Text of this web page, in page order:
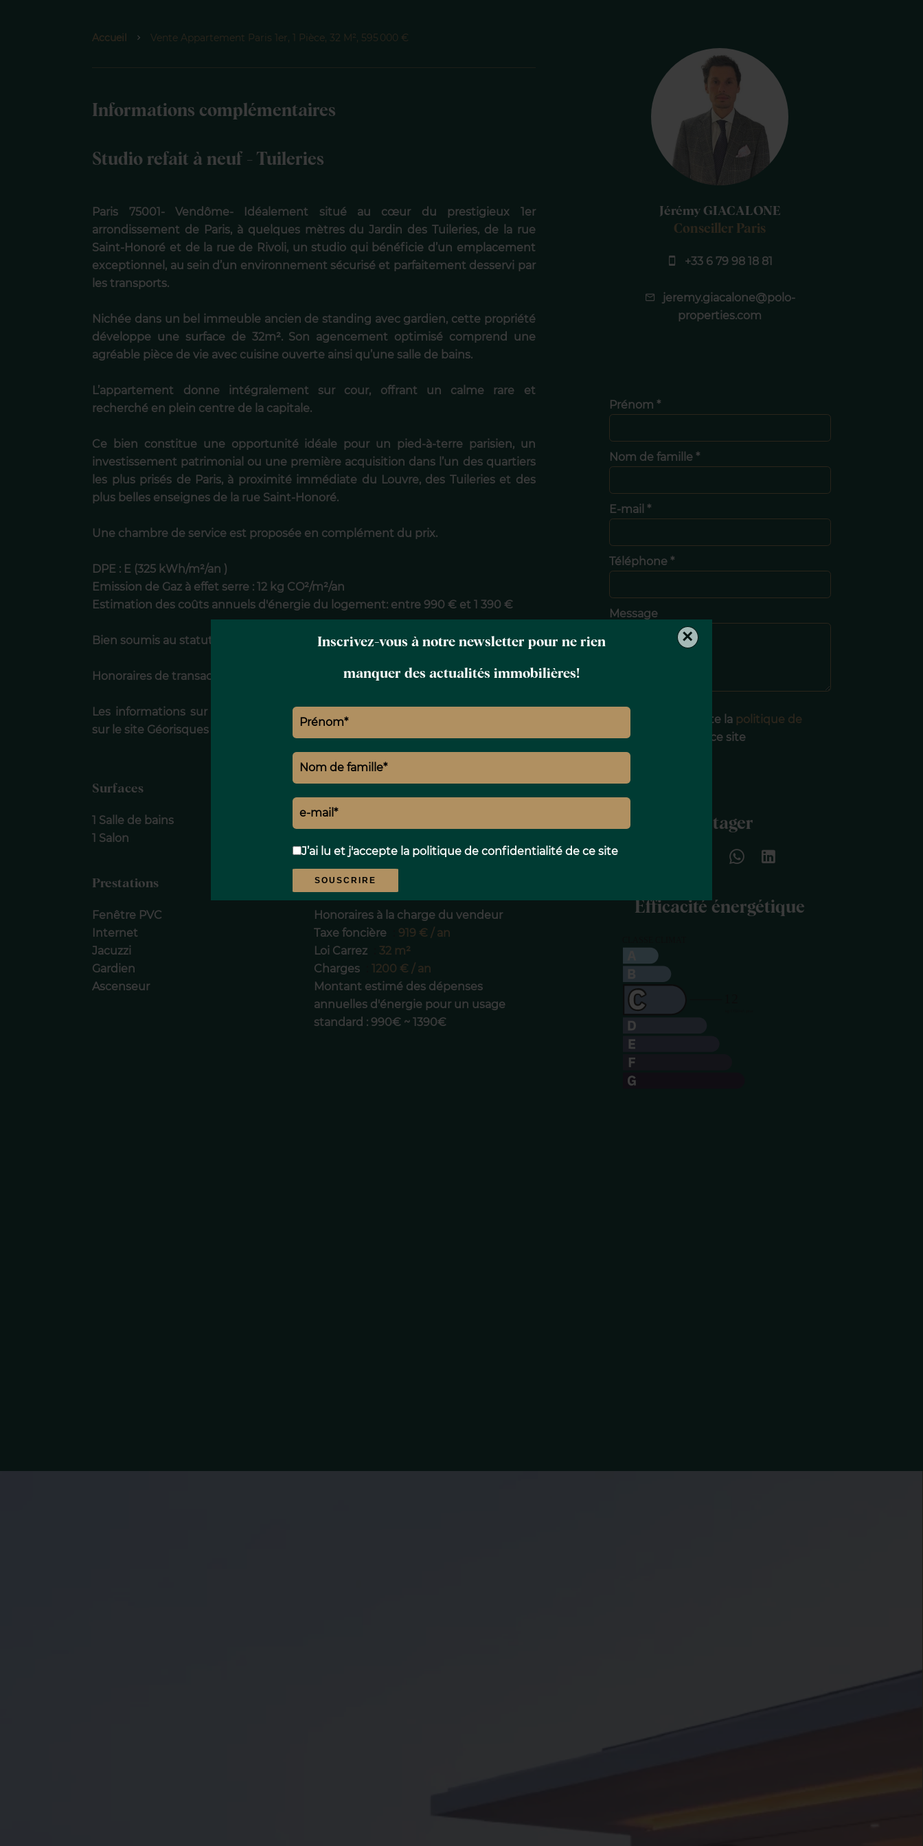
Inscrivez-vous à notre newsletter pour ne rien
manquer des actualités immobilières!
J’ai lu et j'accepte la politique de confidentialité de ce site
SOUSCRIRE
×
Accueil Vente Appartement Paris 1er, 1 Pièce, 32 M², 595 000 €
Informations complémentaires
Studio refait à neuf - Tuileries
Paris 75001- Vendôme- Idéalement situé au cœur du prestigieux 1er
arrondissement de Paris, à quelques mètres du Jardin des Tuileries, de la rue
Saint-Honoré et de la rue de Rivoli, un studio qui bénéficie d’un emplacement
exceptionnel, au sein d’un environnement sécurisé et parfaitement desservi par
les transports.
Nichée dans un bel immeuble ancien de standing avec gardien, cette propriété
développe une surface de 32m². Son agencement optimisé comprend une
agréable pièce de vie avec cuisine ouverte ainsi qu’une salle de bains.
L’appartement donne intégralement sur cour, offrant un calme rare et
recherché en plein centre de la capitale.
Ce bien constitue une opportunité idéale pour un pied-à-terre parisien, un
investissement patrimonial ou une première acquisition dans l’un des quartiers
les plus prisés de Paris, à proximité immédiate du Louvre, des Tuileries et des
plus belles enseignes de la rue Saint-Honoré.
Une chambre de service est proposée en complément du prix.
DPE : E (325 kWh/m²/an )
Emission de Gaz à effet serre : 12 kg CO²/m²/an
Estimation des coûts annuels d'énergie du logement: entre 990 € et 1 390 €
Bien soumis au statut de la copropriété. Pas de procédure en cours.
Honoraires de transaction TTC à la charge du vendeur.
Les informations sur les risques auxquels ce bien est exposé sont disponibles
sur le site Géorisques :georisques.gouv.fr
Surfaces
1 Salle de bains
1 Salon
Prestations
Fenêtre PVC
Internet
Jacuzzi
Gardien
Ascenseur
Mentions légales
Honoraires à la charge du vendeur
Taxe foncière
919 € / an
Loi Carrez
32 m²
Charges
1200 € / an
Montant estimé des dépenses
annuelles d'énergie pour un usage
standard : 990€ ~ 1390€
Jérémy GIACALONE
Conseiller Paris
+33 6 79 98 18 81
jeremy.giacalone@polo-
properties.com
Prénom *
Nom de famille *
E-mail *
Téléphone *
Message
J’ai lu et j'accepte la politique de
confidentialité
de ce site
Partager
Efficacité énergétique